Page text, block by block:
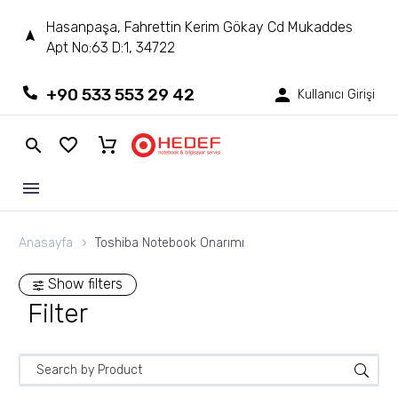
Hasanpaşa, Fahrettin Kerim Gökay Cd Mukaddes
Apt No:63 D:1, 34722
+90 533 553 29 42 Kullanıcı Girişi
Anasayfa Toshiba Notebook Onarımı
Show filters
Filter